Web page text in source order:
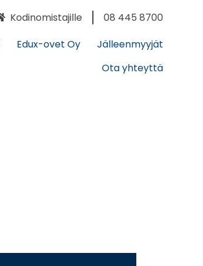
Kodinomistajille
08 445 8700
Edux-ovet Oy
Jälleenmyyjät
Ota yhteyttä